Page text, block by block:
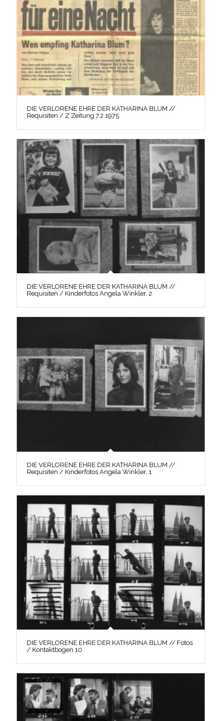
DIE VERLORENE EHRE DER KATHARINA BLUM //
Requisiten / Z Zeitung 7.2.1975
DIE VERLORENE EHRE DER KATHARINA BLUM //
Requisiten / Kinderfotos Angela Winkler, 2
DIE VERLORENE EHRE DER KATHARINA BLUM //
Requisiten / Kinderfotos Angela Winkler, 1
DIE VERLORENE EHRE DER KATHARINA BLUM // Fotos
/ Kontaktbogen 10